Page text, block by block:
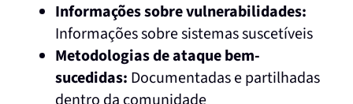
Informações sobre vulnerabilidades:
Informações sobre sistemas suscetíveis
Metodologias de ataque bem-
sucedidas: Documentadas e partilhadas